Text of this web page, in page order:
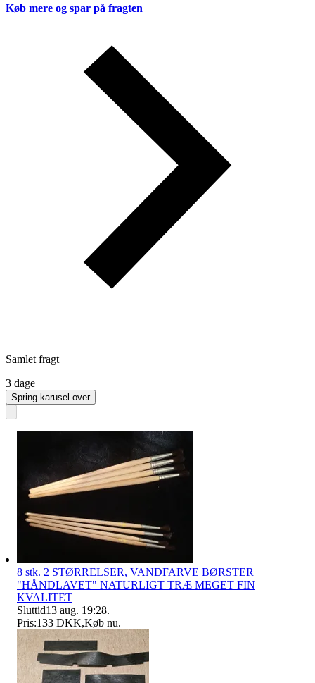
Køb mere og spar på fragten
Samlet fragt
3 dage
Spring karusel over
8 stk. 2 STØRRELSER, VANDFARVE BØRSTER
"HÅNDLAVET" NATURLIGT TRÆ MEGET FIN
KVALITET
Sluttid13 aug. 19:28.
Pris:133 DKK,Køb nu.